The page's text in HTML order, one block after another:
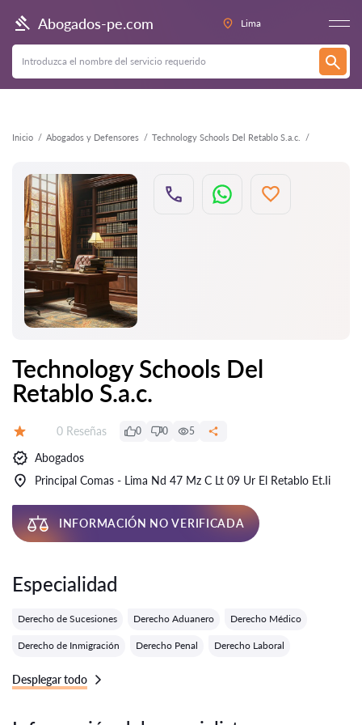
Abogados-pe.com Lima
Inicio Abogados y Defensores Technology Schools Del Retablo S.a.c.
Atrás
Technology Schools Del
Retablo S.a.c.
Número de reseñas:
0 Reseñas 0 0 5
Abogados
Principal Comas - Lima Nd 47 Mz C Lt 09 Ur El Retablo Et.Ii
INFORMACIÓN NO VERIFICADA
Especialidad
Derecho de Sucesiones Derecho Aduanero Derecho Médico
Derecho de Inmigración Derecho Penal Derecho Laboral
Desplegar todo